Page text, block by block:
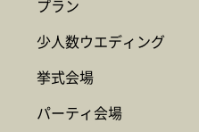
プラン
少人数ウエディング
挙式会場
パーティ会場